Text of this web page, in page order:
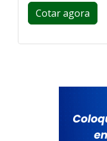
Cotar agora